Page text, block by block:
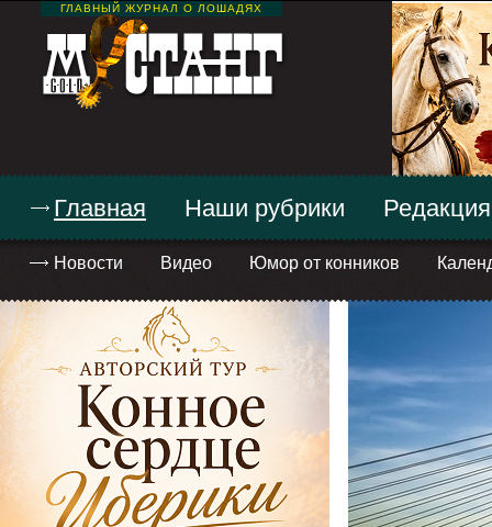
ГЛАВНЫЙ ЖУРНАЛ О ЛОШАДЯХ
Главная
Новости Видео Юмор от конников
Наши рубрики Редакция